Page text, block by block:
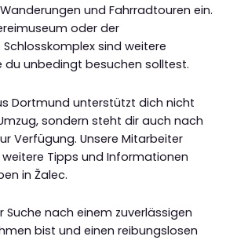
und Fahrradtouren ein.
oder der
sind weitere
du unbedingt besuchen solltest.
Dortmund unterstützt dich nicht
sondern steht dir auch nach
Verfügung. Unsere Mitarbeiter
Tipps und Informationen
in Žalec.
Suche nach einem zuverlässigen
bist und einen reibungslosen